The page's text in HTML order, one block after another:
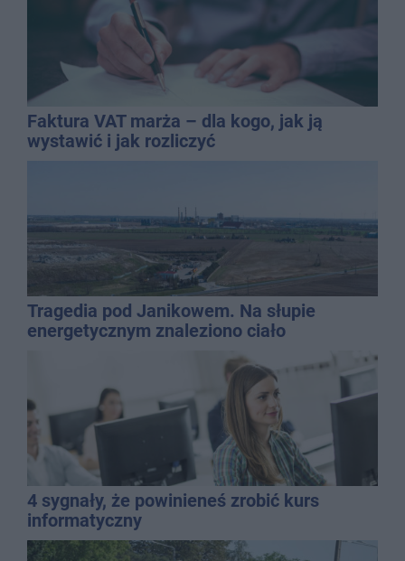
Faktura VAT marża – dla kogo, jak ją
wystawić i jak rozliczyć
Tragedia pod Janikowem. Na słupie
energetycznym znaleziono ciało
4 sygnały, że powinieneś zrobić kurs
informatyczny